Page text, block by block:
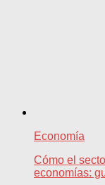
Economía
Cómo el
economías: